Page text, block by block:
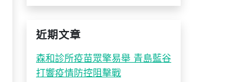
近期文章
森和診所疫苗眾擎易舉 青島藍谷
打響疫情防控阻擊戰